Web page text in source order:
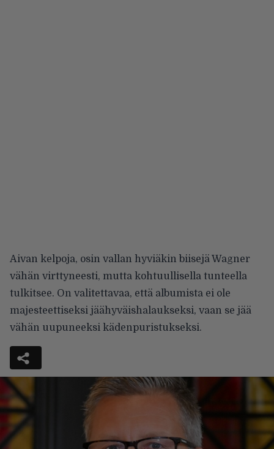
Aivan kelpoja, osin vallan hyviäkin biisejä Wagner
vähän virttyneesti, mutta kohtuullisella tunteella
tulkitsee. On valitettavaa, että albumista ei ole
majesteettiseksi jäähyväishalaukseksi, vaan se jää
vähän uupuneeksi kädenpuristukseksi.